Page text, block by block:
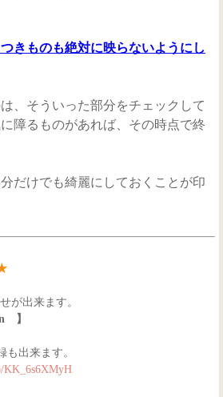
きものも絶対に映らないようにし
、そういった部分をチェックして
障るものがあれば、その時点で終
だけでも綺麗にしておくことが印
が出来ます。
】
出来ます。
KK_6s6XMyH